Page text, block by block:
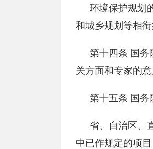
环境保护规划
和城乡规划等相衔
第十四条 国务
关方面和专家的意
第十五条 国务
省、自治区、
中已作规定的项